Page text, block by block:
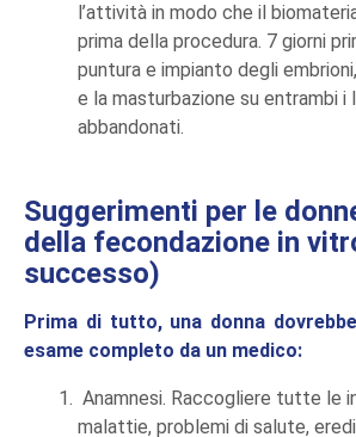
l’attività in modo che il
prima della procedura. 7 giorni
puntura e impianto degli
e la masturbazione su entrambi i
abbandonati.
Suggerimenti per le
della fecondazione in
successo)
Prima di tutto, una donna
esame completo da un medico:
Anamnesi. Raccogliere tutte le
malattie, problemi di salute,